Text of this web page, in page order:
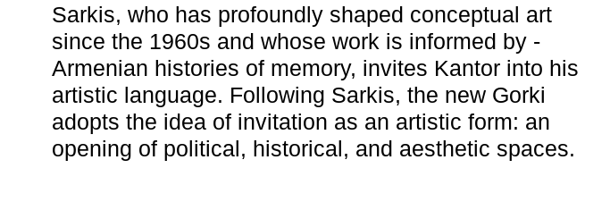
Sarkis, who has profoundly shaped conceptual art
since the 1960s and whose work is informed by ­
Armenian histories of memory, invites Kantor into his
artistic language. Following Sarkis, the new Gorki
adopts the idea of invitation as an artistic form: an
opening of political, historical, and aesthetic spaces.